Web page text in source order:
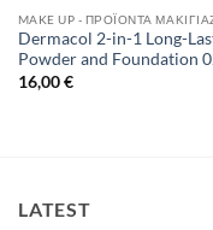
MAKE UP - ΠΡΟΪΌΝΤΑ
Dermacol 2-in-1 Long-
Powder and Foundation
16,00€
LATEST